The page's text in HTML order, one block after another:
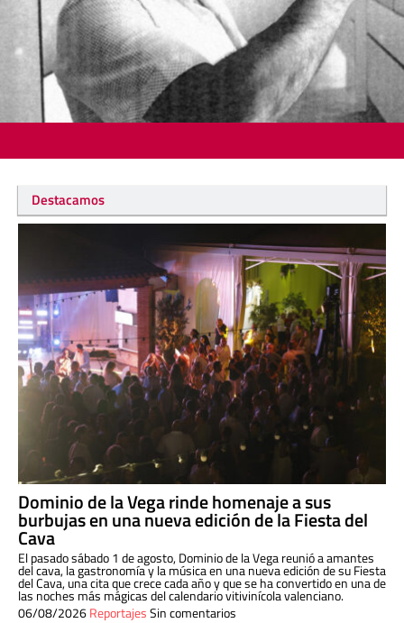
Destacamos
Dominio de la Vega rinde homenaje a sus
burbujas en una nueva edición de la Fiesta del
Cava
El pasado sábado 1 de agosto, Dominio de la Vega reunió a amantes
del cava, la gastronomía y la música en una nueva edición de su Fiesta
del Cava, una cita que crece cada año y que se ha convertido en una de
las noches más mágicas del calendario vitivinícola valenciano.
06/08/2026ReportajesSin comentarios